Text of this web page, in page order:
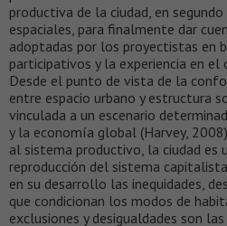
productiva de la ciudad, en
espaciales, para finalmente dar
adoptadas por los proyectistas en
participativos y la experiencia en
Desde el punto de vista de la
entre espacio urbano y estructura
vinculada a un escenario
y la economía global (Harvey,
al sistema productivo, la ciudad
reproducción del sistema
en su desarrollo las inequidades,
que condicionan los modos de
exclusiones y desigualdades son